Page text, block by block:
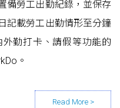
備勞工出勤紀錄，並保存
記載勞工出勤情形至分鐘
勤打卡、請假等功能的
。